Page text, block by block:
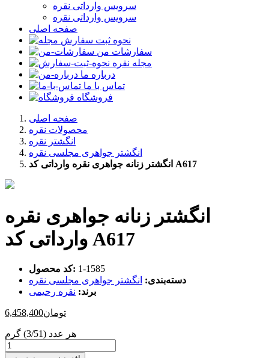
سرویس وارداتی نقره
سرویس وارداتی نقره
صفحه اصلی
نحوه ثبت سفارش
سفارشات من
مجله نقره
درباره ما
تماس با ما
فروشگاه
صفحه اصلی
محصولات نقره
انگشتر نقره
انگشتر جواهری مجلسی نقره
انگشتر زنانه جواهری نقره وارداتی کد A617
انگشتر زنانه جواهری نقره
وارداتی کد A617
کد محصول: ‎1-1585
دسته‌بندی: انگشتر جواهری مجلسی نقره
برند: نقره رحیمی
6,458,400تومان
هر عدد (3/51) گرم